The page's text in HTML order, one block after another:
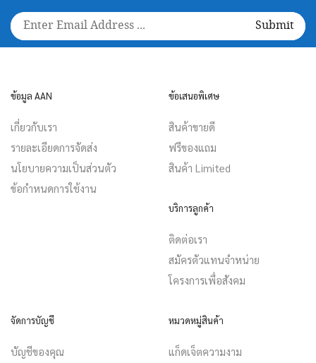
ข้อมูล AAN
เกี่ยวกับเรา
รายละเอียดการจัดส่ง
นโยบายความเป็นส่วนตัว
ข้อกำหนดการใช้งาน
ข้อเสนอพิเศษ
สินค้าขายดี
ฟรีของแถม
สินค้า Limited
บริการลูกค้า
ติดต่อเรา
สมัครตัวแทนจำหน่าย
โครงการเพื่อสังคม
จัดการบัญชี
บัญชีของคุณ
หมวดหมู่สินค้า
แก็ดเจ็ตความงาม